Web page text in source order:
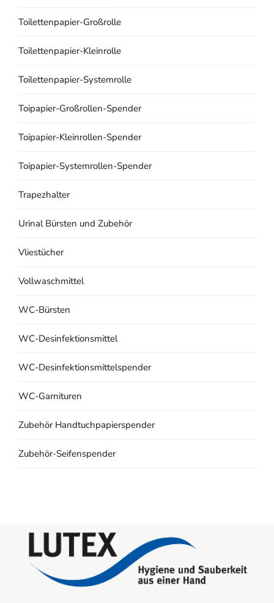
Toilettenpapier-Großrolle
Toilettenpapier-Kleinrolle
Toilettenpapier-Systemrolle
Toipapier-Großrollen-Spender
Toipapier-Kleinrollen-Spender
Toipapier-Systemrollen-Spender
Trapezhalter
Urinal Bürsten und Zubehör
Vliestücher
Vollwaschmittel
WC-Bürsten
WC-Desinfektionsmittel
WC-Desinfektionsmittelspender
WC-Garnituren
Zubehör Handtuchpapierspender
Zubehör-Seifenspender